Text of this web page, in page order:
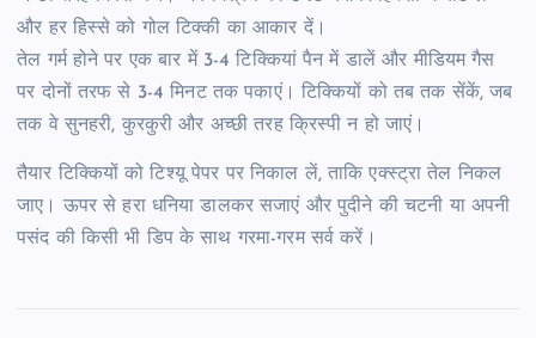
और हर हिस्से को गोल टिक्की का आकार दें।
तेल गर्म होने पर एक बार में 3-4 टिक्कियां पैन में डालें और मीडियम गैस
पर दोनों तरफ से 3-4 मिनट तक पकाएं। टिक्कियों को तब तक सेंकें, जब
तक वे सुनहरी, कुरकुरी और अच्छी तरह क्रिस्पी न हो जाएं।
तैयार टिक्कियों को टिश्यू पेपर पर निकाल लें, ताकि एक्स्ट्रा तेल निकल
जाए। ऊपर से हरा धनिया डालकर सजाएं और पुदीने की चटनी या अपनी
पसंद की किसी भी डिप के साथ गरमा-गरम सर्व करें।